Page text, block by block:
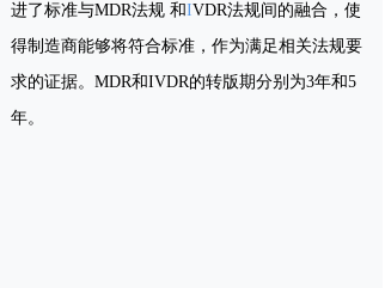
进了标准与MDR法规 和IVDR法规间的融合，使
得制造商能够将符合标准，作为满足相关法规要
求的证据。MDR和IVDR的转版期分别为3年和5
年。